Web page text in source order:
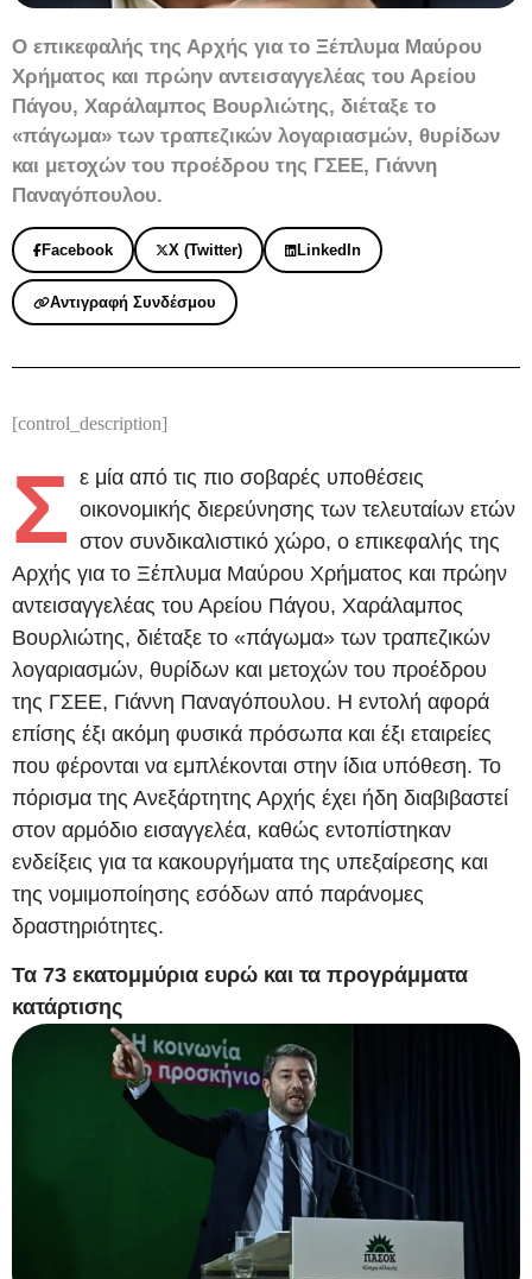
Ο επικεφαλής της Αρχής για το Ξέπλυμα Μαύρου
Χρήματος και πρώην αντεισαγγελέας του Αρείου
Πάγου, Χαράλαμπος Βουρλιώτης, διέταξε το
«πάγωμα» των τραπεζικών λογαριασμών, θυρίδων
και μετοχών του προέδρου της ΓΣΕΕ, Γιάννη
Παναγόπουλου.
Facebook X (Twitter) LinkedIn
Αντιγραφή Συνδέσμου
[control_description]
Σ ε μία από τις πιο σοβαρές υποθέσεις
οικονομικής διερεύνησης των τελευταίων ετών
στον συνδικαλιστικό χώρο, ο επικεφαλής της
Αρχής για το Ξέπλυμα Μαύρου Χρήματος και πρώην
αντεισαγγελέας του Αρείου Πάγου, Χαράλαμπος
Βουρλιώτης, διέταξε το «πάγωμα» των τραπεζικών
λογαριασμών, θυρίδων και μετοχών του προέδρου
της ΓΣΕΕ, Γιάννη Παναγόπουλου. Η εντολή αφορά
επίσης έξι ακόμη φυσικά πρόσωπα και έξι εταιρείες
που φέρονται να εμπλέκονται στην ίδια υπόθεση. Το
πόρισμα της Ανεξάρτητης Αρχής έχει ήδη διαβιβαστεί
στον αρμόδιο εισαγγελέα, καθώς εντοπίστηκαν
ενδείξεις για τα κακουργήματα της υπεξαίρεσης και
της νομιμοποίησης εσόδων από παράνομες
δραστηριότητες.
Τα 73 εκατομμύρια ευρώ και τα προγράμματα
κατάρτισης